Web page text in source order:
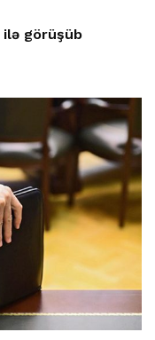
ilə görüşüb